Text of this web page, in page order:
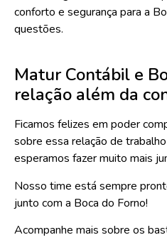
conforto e segurança para a
questões.
Matur Contábil e
relação além da
Ficamos felizes em poder
sobre essa relação de
esperamos fazer muito mais
Nosso time está sempre
junto com a Boca do Forno!
Acompanhe mais sobre os